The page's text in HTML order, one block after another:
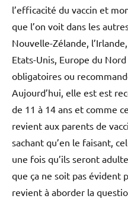
l’efficacité du vaccin et
que l’on voit dans les
Nouvelle-Zélande,
Etats-Unis, Europe du
obligatoires ou
Aujourd’hui, elle est est
de 11 à 14 ans et comme
revient aux parents de
sachant qu’en le faisant,
une fois qu’ils seront
que ça ne soit pas évident
revient à aborder la